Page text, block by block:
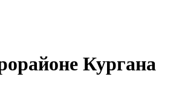
Кургана